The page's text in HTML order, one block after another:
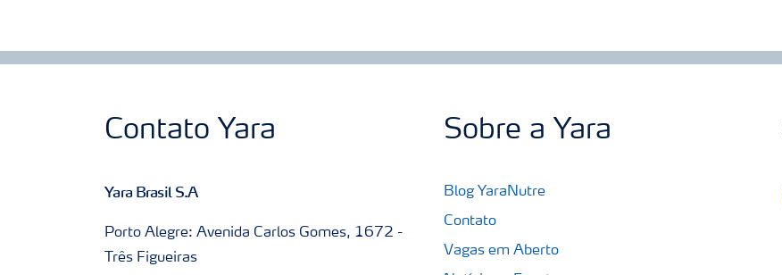
Contato Yara
Yara Brasil S.A
Porto Alegre: Avenida Carlos Gomes, 1672 -
Três Figueiras
Sobre a Yara
Blog YaraNutre
Contato
Vagas em Aberto